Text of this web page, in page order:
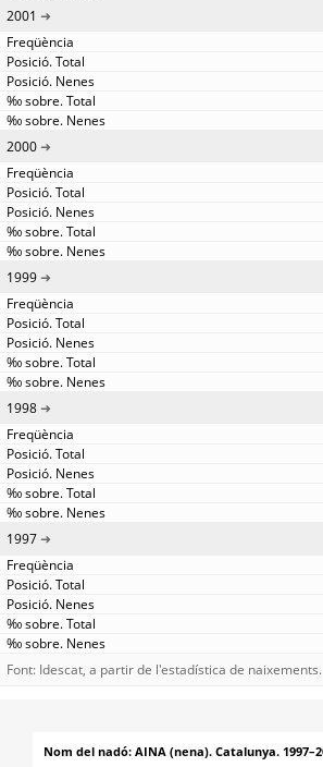
2001
2000
1999
1998
1997
Font: Idescat, a partir de l'estadística de naixements.